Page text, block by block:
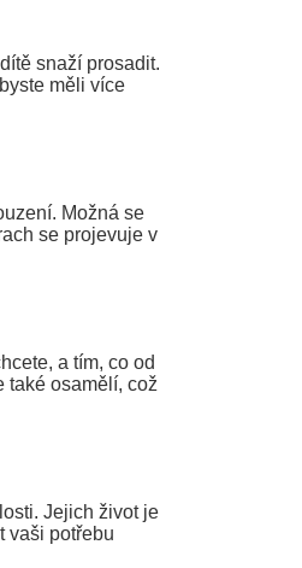
snaží prosadit.
měli více
Možná se
se projevuje v
a tím, co od
také osamělí, což
Jejich život je
vaši potřebu